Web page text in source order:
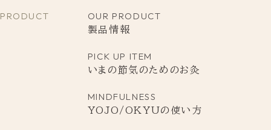
PRODUCT OUR PRODUCT
製品情報
PICK UP ITEM
いまの節気のためのお灸
MINDFULNESS
YOJO/OKYUの使い方